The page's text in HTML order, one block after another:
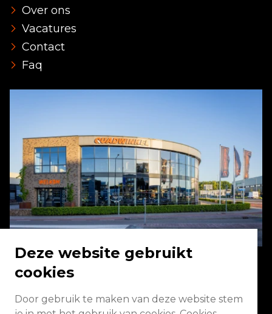
Over ons
Vacatures
Contact
Faq
Energieweg 2 3771 NA Barneveld
Deze website gebruikt
cookies
Door gebruik te maken van deze website stem